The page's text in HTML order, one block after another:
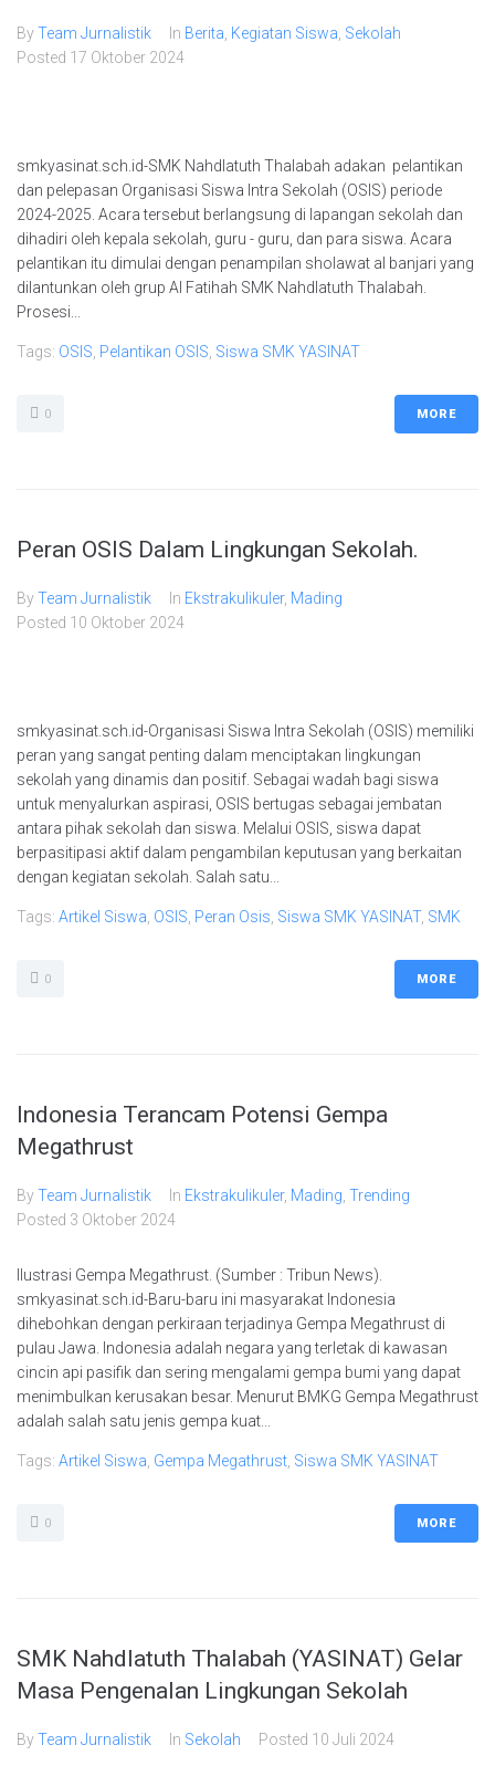
ByTeam Jurnalistik In Berita Kegiatan Siswa Sekolah
Posted 17 Oktober 2024
smkyasinat.sch.id-SMK Nahdlatuth Thalabah adakan pelantikan
dan pelepasan Organisasi Siswa Intra Sekolah (OSIS) periode
2024-2025. Acara tersebut berlangsung di lapangan sekolah dan
dihadiri oleh kepala sekolah, guru - guru, dan para siswa. Acara
pelantikan itu dimulai dengan penampilan sholawat al banjari yang
dilantunkan oleh grup Al Fatihah SMK Nahdlatuth Thalabah.
Prosesi...
Tags: OSIS Pelantikan OSIS Siswa SMK YASINAT
0 MORE
Peran OSIS Dalam Lingkungan Sekolah.
ByTeam Jurnalistik In Ekstrakulikuler, Mading
Posted 10 Oktober 2024
smkyasinat.sch.id-Organisasi Siswa Intra Sekolah (OSIS) memiliki
peran yang sangat penting dalam menciptakan lingkungan
sekolah yang dinamis dan positif. Sebagai wadah bagi siswa
untuk menyalurkan aspirasi, OSIS bertugas sebagai jembatan
antara pihak sekolah dan siswa. Melalui OSIS, siswa dapat
berpasitipasi aktif dalam pengambilan keputusan yang berkaitan
dengan kegiatan sekolah. Salah satu...
Tags: Artikel Siswa OSIS Peran Osis Siswa SMK YASINAT, SMK
0 MORE
Indonesia Terancam Potensi Gempa
Megathrust
ByTeam Jurnalistik In Ekstrakulikuler, Mading Trending
Posted 3 Oktober 2024
Ilustrasi Gempa Megathrust. (Sumber : Tribun News).
smkyasinat.sch.id-Baru-baru ini masyarakat Indonesia
dihebohkan dengan perkiraan terjadinya Gempa Megathrust di
pulau Jawa. Indonesia adalah negara yang terletak di kawasan
cincin api pasifik dan sering mengalami gempa bumi yang dapat
menimbulkan kerusakan besar. Menurut BMKG Gempa Megathrust
adalah salah satu jenis gempa kuat...
Tags: Artikel Siswa Gempa Megathrust Siswa SMK YASINAT
0 MORE
SMK Nahdlatuth Thalabah (YASINAT) Gelar
Masa Pengenalan Lingkungan Sekolah
ByTeam Jurnalistik In Sekolah Posted 10 Juli 2024